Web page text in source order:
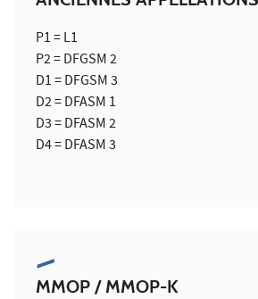
P1 = L1
P2 = DFGSM 2
D1 = DFGSM 3
D2 = DFASM 1
D3 = DFASM 2
D4 = DFASM 3
MMOP / MMOP-K